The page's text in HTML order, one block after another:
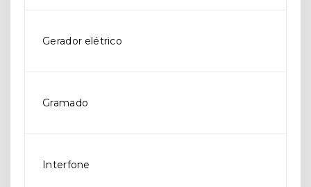
Gerador elétrico
Gramado
Interfone